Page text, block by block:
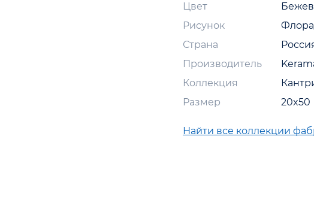
Цвет
Рисунок
Страна
Производитель
Коллекция
Размер
20x50
Найти все коллекции